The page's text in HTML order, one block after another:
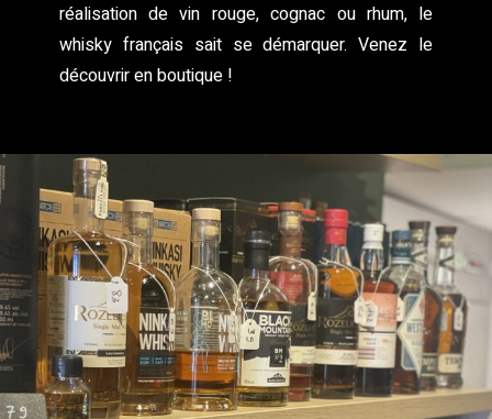
réalisation de vin rouge, cognac ou rhum, le
whisky français sait se démarquer. Venez le
découvrir en boutique !